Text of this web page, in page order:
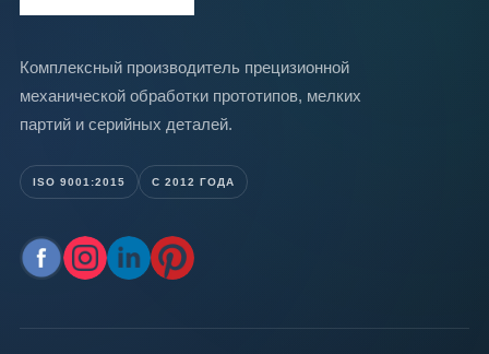
Комплексный производитель прецизионной
механической обработки прототипов, мелких
партий и серийных деталей.
ISO 9001:2015 С 2012 ГОДА